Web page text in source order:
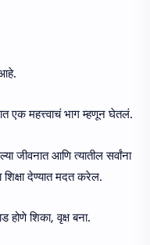
एक महत्त्वाचं भाग म्हणून घेतलं.
जीवनात आणि त्यातील सर्वांना
शिक्षा देण्यात मदत करेल.
शिका, वृक्ष बना.